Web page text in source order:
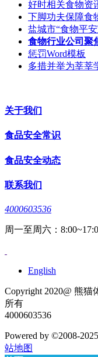
好时相关食物资
下脚功夫保障食
盐城市“食物平
食物行业公司聚
惩罚Word模板
多措并举为莘莘
关于我们
食品安全常识
食品安全动态
联系我们
4000603536
周一至周六：
English
Copyright 2020@ 熊
所有
4000603536
Powered by ©2008-2025
站地图